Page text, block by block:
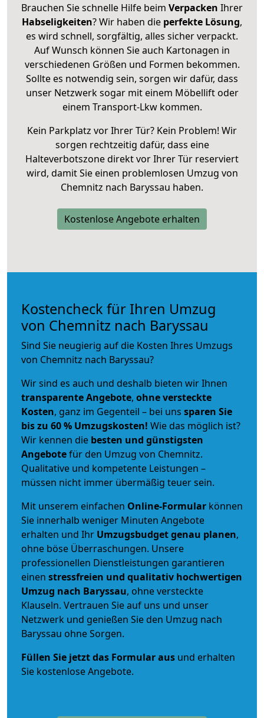
Brauchen Sie schnelle Hilfe beim Verpacken Ihrer
Habseligkeiten? Wir haben die perfekte Lösung,
es wird schnell, sorgfältig, alles sicher verpackt.
Auf Wunsch können Sie auch Kartonagen in
verschiedenen Größen und Formen bekommen.
Sollte es notwendig sein, sorgen wir dafür, dass
unser Netzwerk sogar mit einem Möbellift oder
einem Transport-Lkw kommen.
Kein Parkplatz vor Ihrer Tür? Kein Problem! Wir
sorgen rechtzeitig dafür, dass eine
Halteverbotszone direkt vor Ihrer Tür reserviert
wird, damit Sie einen problemlosen Umzug von
Chemnitz nach Baryssau haben.
Kostenlose Angebote erhalten
Kostencheck für Ihren Umzug
von Chemnitz nach Baryssau
Sind Sie neugierig auf die Kosten Ihres Umzugs
von Chemnitz nach Baryssau?
Wir sind es auch und deshalb bieten wir Ihnen
transparente Angebote, ohne versteckte
Kosten, ganz im Gegenteil – bei uns sparen Sie
bis zu 60 % Umzugskosten! Wie das möglich ist?
Wir kennen die besten und günstigsten
Angebotefür den Umzug von Chemnitz.
Qualitative und kompetente Leistungen –
müssen nicht immer übermäßig teuer sein.
Mit unserem einfachen Online-Formular können
Sie innerhalb weniger Minuten Angebote
erhalten und Ihr Umzugsbudgetgenau planen,
ohne böse Überraschungen. Unsere
professionellen Dienstleistungen garantieren
einen stressfreien und qualitativ hochwertigen
Umzug nach Baryssau, ohne versteckte
Klauseln. Vertrauen Sie auf uns und unser
Netzwerk und genießen Sie den Umzug nach
Baryssau ohne Sorgen.
Füllen Sie jetzt das Formular aus und erhalten
Sie kostenlose Angebote.